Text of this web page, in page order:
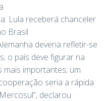
Lula receberá chanceler
Brasil
deveria refletir-se
o país deve figurar na
importantes; um
seria a rápida
declarou